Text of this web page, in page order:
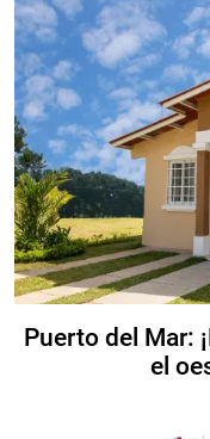
Puerto del Mar:
el